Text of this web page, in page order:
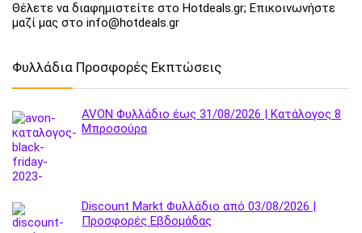
Θέλετε να διαφημιστείτε στο Hotdeals.gr; Επικοινωνήστε
μαζί μας στο info@hotdeals.gr
Φυλλάδια Προσφορές Εκπτώσεις
AVON Φυλλάδιο έως 31/08/2026 | Κατάλογος 8
Μπροσούρα
Discount Markt Φυλλάδιο από 03/08/2026 |
Προσφορές Εβδομάδας